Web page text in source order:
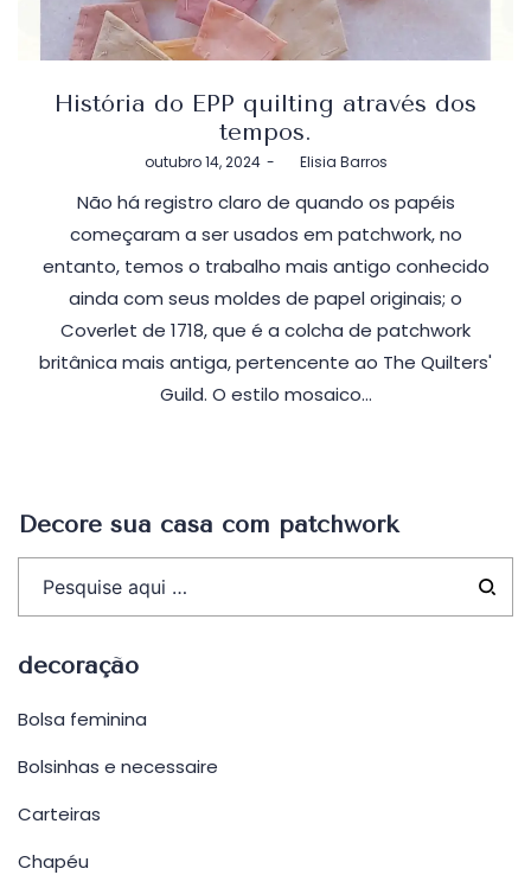
História do EPP quilting através dos
tempos.
Postado
outubro 14, 2024 byElisia Barros
Não há registro claro de quando os papéis
começaram a ser usados ​​em patchwork, no
entanto, temos o trabalho mais antigo conhecido
ainda com seus moldes de papel originais; o
Coverlet de 1718, que é a colcha de patchwork
britânica mais antiga, pertencente ao The Quilters'
Guild. O estilo mosaico…
Decore sua casa com patchwork
decoração
Bolsa feminina
Bolsinhas e necessaire
Carteiras
Chapéu